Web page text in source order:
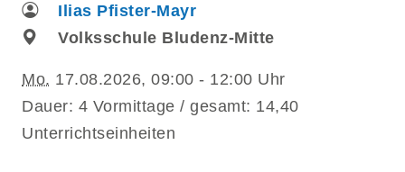
Ilias Pfister-Mayr
Volksschule Bludenz-Mitte
Mo. 17.08.2026, 09:00 - 12:00 Uhr
Dauer: 4 Vormittage / gesamt: 14,40
Unterrichtseinheiten